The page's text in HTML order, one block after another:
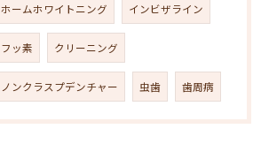
ホームホワイトニング インビザライン
フッ素 クリーニング
ノンクラスプデンチャー 虫歯 歯周病